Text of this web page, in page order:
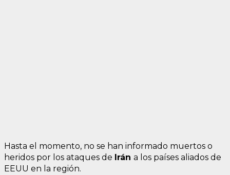
Hasta el momento, no se han informado muertos o
heridos por los ataques de Irán a los países aliados de
EEUU en la región.